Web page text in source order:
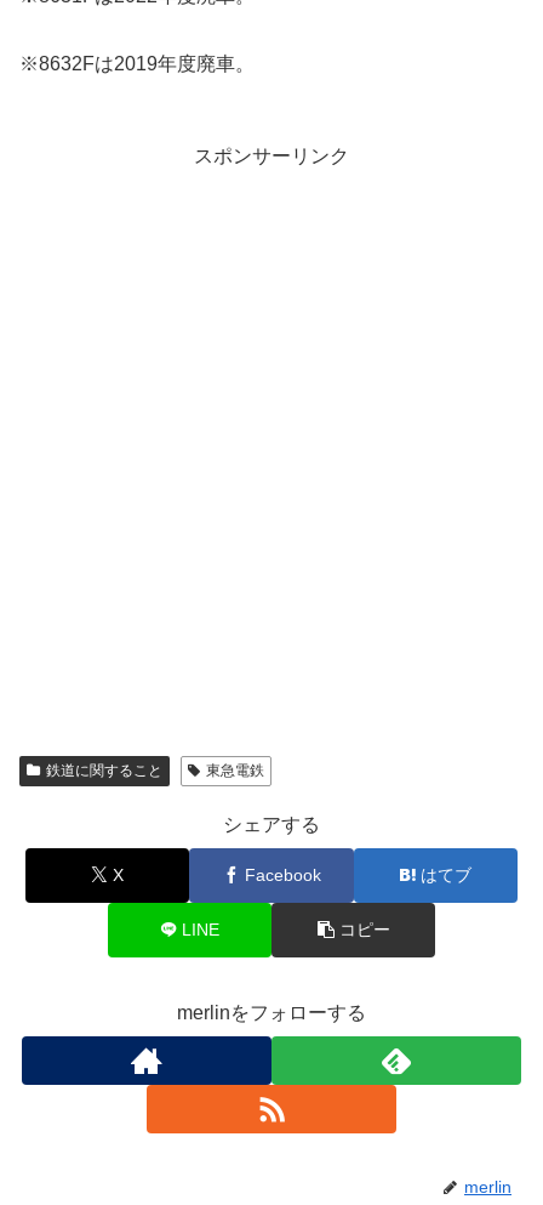
※8632Fは2019年度廃車。
スポンサーリンク
鉄道に関すること 東急電鉄
シェアする
X Facebook はてブ
LINE コピー
merlinをフォローする
merlin